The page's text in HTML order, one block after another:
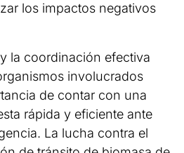
los impactos negativos
la coordinación efectiva
involucrados
de contar con una
rápida y eficiente ante
La lucha contra el